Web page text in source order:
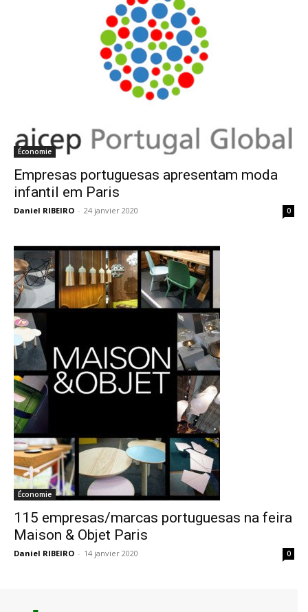
Économie
Empresas portuguesas apresentam moda
infantil em Paris
Daniel RIBEIRO - 24 janvier 2020 0
Économie
115 empresas/marcas portuguesas na feira
Maison & Objet Paris
Daniel RIBEIRO - 14 janvier 2020 0